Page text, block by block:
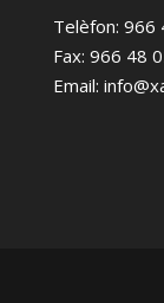
Telèfon: 966
Fax: 966 48
Email: